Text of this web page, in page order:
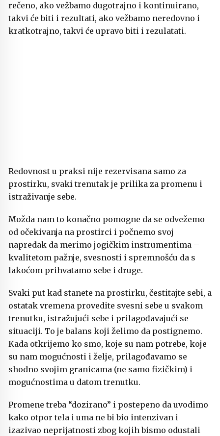
rečeno, ako vežbamo dugotrajno i kontinuirano,
takvi će biti i rezultati, ako vežbamo neredovno i
kratkotrajno, takvi će upravo biti i rezulatati.
Redovnost u praksi nije rezervisana samo za
prostirku, svaki trenutak je prilika za promenu i
istraživanje sebe.
Možda nam to konačno pomogne da se odvežemo
od očekivanja na prostirci i počnemo svoj
napredak da merimo jogičkim instrumentima –
kvalitetom pažnje, svesnosti i spremnošću da s
lakoćom prihvatamo sebe i druge.
Svaki put kad stanete na prostirku, čestitajte sebi, a
ostatak vremena provedite svesni sebe u svakom
trenutku, istražujući sebe i prilagođavajući se
situaciji. To je balans koji želimo da postignemo.
Kada otkrijemo ko smo, koje su nam potrebe, koje
su nam mogućnosti i želje, prilagođavamo se
shodno svojim granicama (ne samo fizičkim) i
mogućnostima u datom trenutku.
Promene treba “dozirano” i postepeno da uvodimo
kako otpor tela i uma ne bi bio intenzivan i
izazivao neprijatnosti zbog kojih bismo odustali